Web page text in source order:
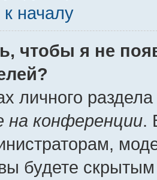
началу
чтобы я не
личного
на конференции.
будете